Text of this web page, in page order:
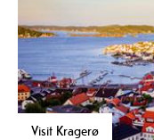
Visit Kragerø